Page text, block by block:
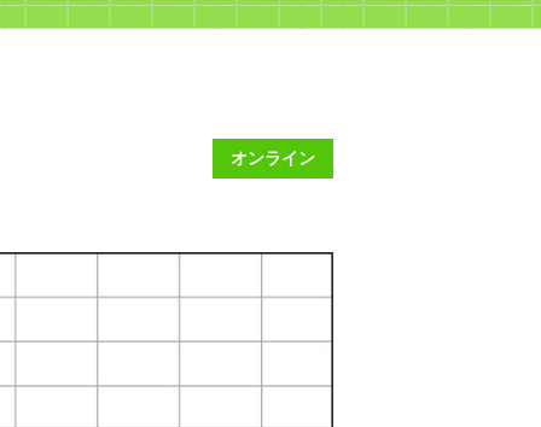
オンライン